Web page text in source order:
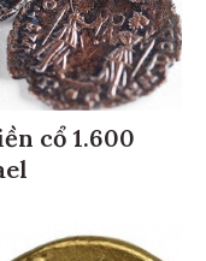
cổ 1.600